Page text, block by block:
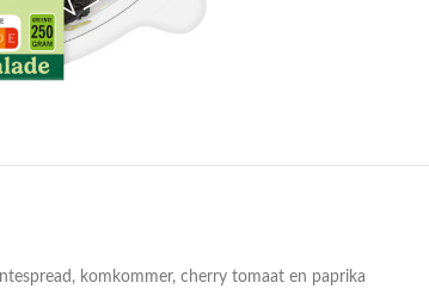
komkommer, cherry tomaat en paprika